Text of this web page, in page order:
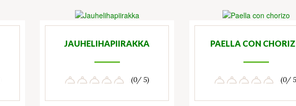
JAUHELIHAPIIRAKKA
(0/ 5)
PAELLA CON
(0/